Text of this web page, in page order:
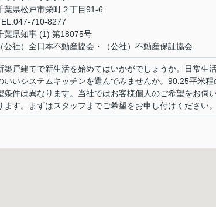
葉県松戸市栄町２丁目91-6
710-8277
葉県知事 (1) 第18075号
（公社）全日本不動産協会・（公社）不動産保証協会
築戸建てで新生活を始めてはいかがでしょうか。日常生
いいシステムキッチンを選んでみませんか。90.25平米
条件は異なります。当社ではお客様個人のご希望をお伺
ます。まずはスタッフまでご希望をお申し付けください。